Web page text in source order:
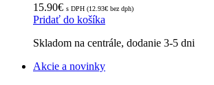
15.90€ s DPH (12.93€ bez dph)
Pridať do košíka
Skladom na centrále, dodanie 3-5 dni
Akcie a novinky